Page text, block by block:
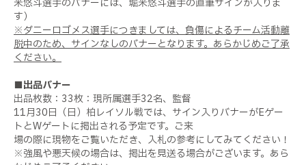
す）
※ダニーロゴメス選手につきましては、負傷によるチーム活動離
脱中のため、サインなしのバナーとなります。あらかじめご了承
ください。
■出品バナー
出品枚数： 33枚：現所属選手32名、監督
11月30日（日）柏レイソル戦では、サイン入りバナーがEゲー
トとWゲートに掲出される予定です。ご来
場の際に現物をご覧いただき、入札の参考にしてみてください！
※強風や悪天候の場合は、掲出を見送る場合がございます。あら